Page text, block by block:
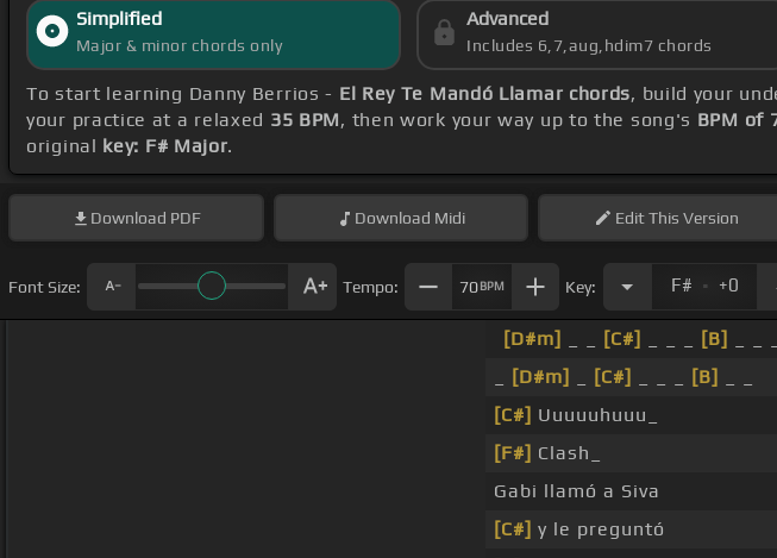
Simplified
Major & minor chords only
Advanced
Includes 6,7,aug,hdim7 chords
To start learning Danny Berrios - El Rey Te Mandó Llamar chords, build your
your practice at a relaxed 35 BPM, then work your way up to the song's BPM of
original key: F# Major.
Download PDF Download Midi EditThis Version
Font Size: Tempo: 70BPM Key: F# . +0
[D#m] [C#] [B]
[D#m] [C#] [B]
[C#] Uuuuuhuuu_
[F#] Clash_
Gabi llamó a Siva
[C#] y le preguntó